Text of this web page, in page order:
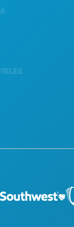
CONTÁCTANOS